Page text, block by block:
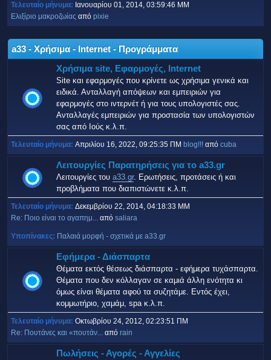
Τελευταίο μήνυμα: Ιανουαρίου 01, 2014, 03:59:46 ΜΜ
Ελιξίριο μακροζωίας από pixie
a33 - Χρήσιμα - Internet - Προγράμματα
Χρήσιμα site, Εφαρμογές, Internet
Site και εφαρμογές που κρίνετε ως χρήσιμα γενικά και
ειδικά. Ανταλλαγή απόψεων και εμπειριών για
εφαρμογές στο ιντερνέτ ή για τους υπολογιστές σας.
Ανταλλαγές εμπειριών για προστασία των υπολογιστών
σας από Ιούς κ.λ.π.
Τελευταίο μήνυμα: Απριλίου 16, 2022, 09:25:35 ΠΜ blog!!! από cuba
Λειτουργίες Παρατηρήσεις για το a33.gr
Λειτουργίες του a33.gr. Ερωτήσεις, προτάσεις ή και
προβλήματα που διαπιστώνετε κ.λ.π.
Τελευταίο μήνυμα: Δεκεμβρίου 22, 2014, 04:18:33 ΜΜ
Re: Ποιο είναι το αγαπημ... από saliara
Υποπίνακες Παλαιά μορφή - σχετικά με a33.gr
Εφήμερα - Διάσπαρτα
Θέματα εκτός θέσεως διάσπαρτα - εφήμερα τυχάσπαρτα.
Θέματα που δεν κόλλαγαν σε καμιά άλλη ενότητα κι
όμως είναι θέματα αφού τα συζητάμε. Εντός έχει,
κομμωτήριο, χαμάμ, spa κ.λ.π.
Τελευταίο μήνυμα: Οκτωβρίου 24, 2012, 02:23:51 ΠΜ
Re: Πουτάνες και «πουτάν... από rain
Πωλήσεις - Αγορές - Αγγελίες